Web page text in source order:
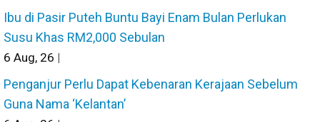
Ibu di Pasir Puteh Buntu Bayi Enam Bulan Perlukan
Susu Khas RM2,000 Sebulan
6 Aug, 26 |
Penganjur Perlu Dapat Kebenaran Kerajaan Sebelum
Guna Nama ‘Kelantan’